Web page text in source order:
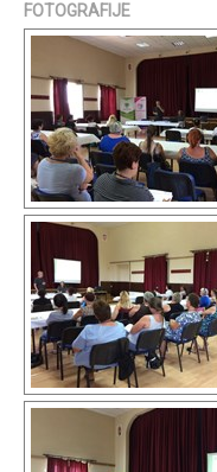
FOTOGRAFIJE